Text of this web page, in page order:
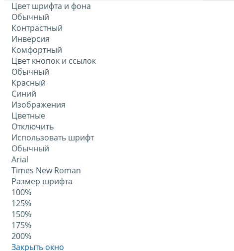
Цвет шрифта и фона
Обычный
Контрастный
Инверсия
Комфортный
Цвет кнопок и ссылок
Обычный
Красный
Синий
Изображения
Цветные
Отключить
Использовать шрифт
Обычный
Arial
Times New Roman
Размер шрифта
100%
125%
150%
175%
200%
Закрыть окно